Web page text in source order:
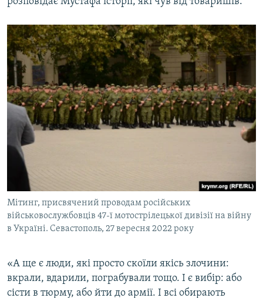
Мітинг, присвячений проводам російських
військовослужбовців 47-ї мотострілецької дивізії на війну
в Україні. Севастополь, 27 вересня 2022 року
«А ще є люди, які просто скоїли якісь злочини:
вкрали, вдарили, пограбували тощо. І є вибір: або
сісти в тюрму, або йти до армії. І всі обирають